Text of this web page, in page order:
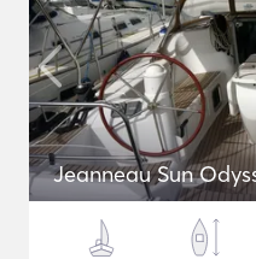
Jeanneau Sun